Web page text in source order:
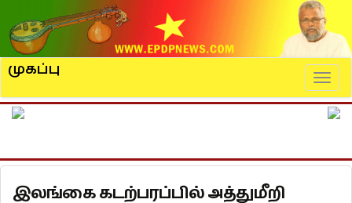
முகப்பு
இலங்கை கடற்பரப்பில் அத்துமீறி